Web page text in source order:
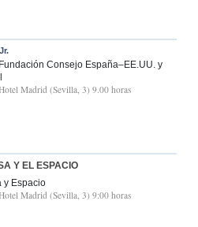
Consejo España–EE.UU. y
Madrid (Sevilla, 3) 9.00 horas
Y EL ESPACIO
y Espacio
Madrid (Sevilla, 3) 9:00 horas